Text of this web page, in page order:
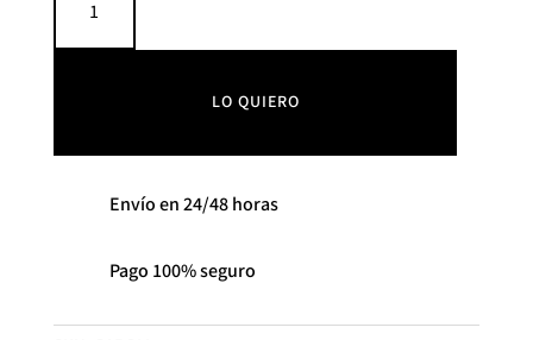
LO QUIERO
Envío en 24/48 horas
Pago 100% seguro